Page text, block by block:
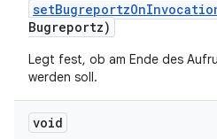
setBugreportzOn
Bugreportz)
Legt fest, ob am Ende des
werden soll.
void